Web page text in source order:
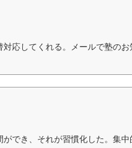
応してくれる。メールで塾のお
でき、それが習慣化した。集